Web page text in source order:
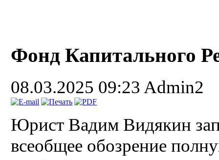
Фонд Капитального
08.03.2025 09:23 Admin2
Юрист Вадим Видякин
всеобщее обозрение